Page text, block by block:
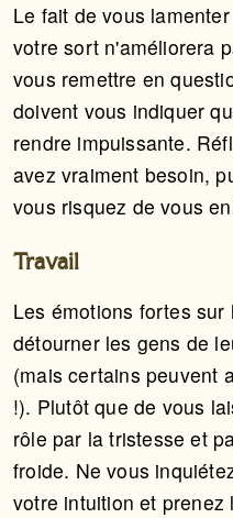
Le fait de vous
votre sort n'améliorera
vous remettre en
doivent vous indiquer
rendre impuissante.
avez vraiment besoin,
vous risquez de vous
Travail
Les émotions fortes
détourner les gens de
(mais certains peuvent
!). Plutôt que de vous
rôle par la tristesse et
froide. Ne vous
votre intuition et